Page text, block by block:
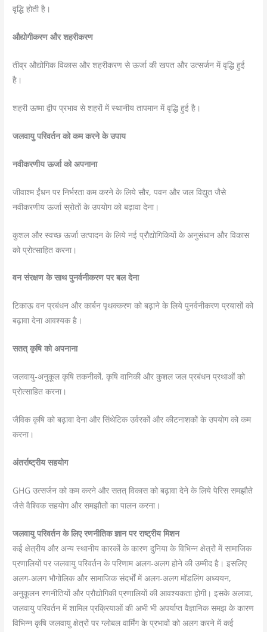
वृद्धि होती है।
औद्योगीकरण और शहरीकरण
तीव्र औद्योगिक विकास और शहरीकरण से ऊर्जा की खपत और उत्सर्जन में वृद्धि हुई
है।
शहरी ऊष्मा द्वीप प्रभाव से शहरों में स्थानीय तापमान में वृद्धि हुई है।
जलवायु परिवर्तन को कम करने के उपाय
नवीकरणीय ऊर्जा को अपनाना
जीवाश्म ईंधन पर निर्भरता कम करने के लिये सौर, पवन और जल विद्युत जैसे
नवीकरणीय ऊर्जा स्रोतों के उपयोग को बढ़ावा देना।
कुशल और स्वच्छ ऊर्जा उत्पादन के लिये नई प्रौद्योगिकियों के अनुसंधान और विकास
को प्रोत्साहित करना।
वन संरक्षण के साथ पुनर्वनीकरण पर बल देना
टिकाऊ वन प्रबंधन और कार्बन पृथक्करण को बढ़ाने के लिये पुनर्वनीकरण प्रयासों को
बढ़ावा देना आवश्यक है।
सतत् कृषि को अपनाना
जलवायु-अनुकूल कृषि तकनीकों, कृषि वानिकी और कुशल जल प्रबंधन प्रथाओं को
प्रोत्साहित करना।
जैविक कृषि को बढ़ावा देना और सिंथेटिक उर्वरकों और कीटनाशकों के उपयोग को कम
करना।
अंतर्राष्ट्रीय सहयोग
GHG उत्सर्जन को कम करने और सतत् विकास को बढ़ावा देने के लिये पेरिस समझौते
जैसे वैश्विक सहयोग और समझौतों का पालन करना।
जलवायु परिवर्तन के लिए रणनीतिक ज्ञान पर राष्ट्रीय मिशन
कई क्षेत्रीय और अन्य स्थानीय कारकों के कारण दुनिया के विभिन्न क्षेत्रों में सामाजिक
प्रणालियों पर जलवायु परिवर्तन के परिणाम अलग-अलग होने की उम्मीद है। इसलिए
अलग-अलग भौगोलिक और सामाजिक संदर्भों में अलग-अलग मॉडलिंग अध्ययन,
अनुकूलन रणनीतियों और प्रौद्योगिकी प्रणालियों की आवश्यकता होगी। इसके अलावा,
जलवायु परिवर्तन में शामिल प्रक्रियाओं की अभी भी अपर्याप्त वैज्ञानिक समझ के कारण
विभिन्न कृषि जलवायु क्षेत्रों पर ग्लोबल वार्मिंग के प्रभावों को अलग करने में कई